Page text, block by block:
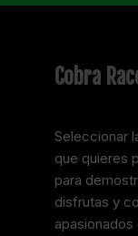
Cobra
Seleccionar
que quieres
para
disfrutas y